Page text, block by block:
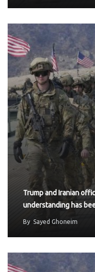
Trump and Iranian
understanding has
By Sayed Ghoneim